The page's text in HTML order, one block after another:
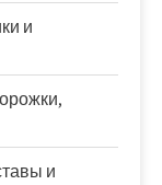
и
и